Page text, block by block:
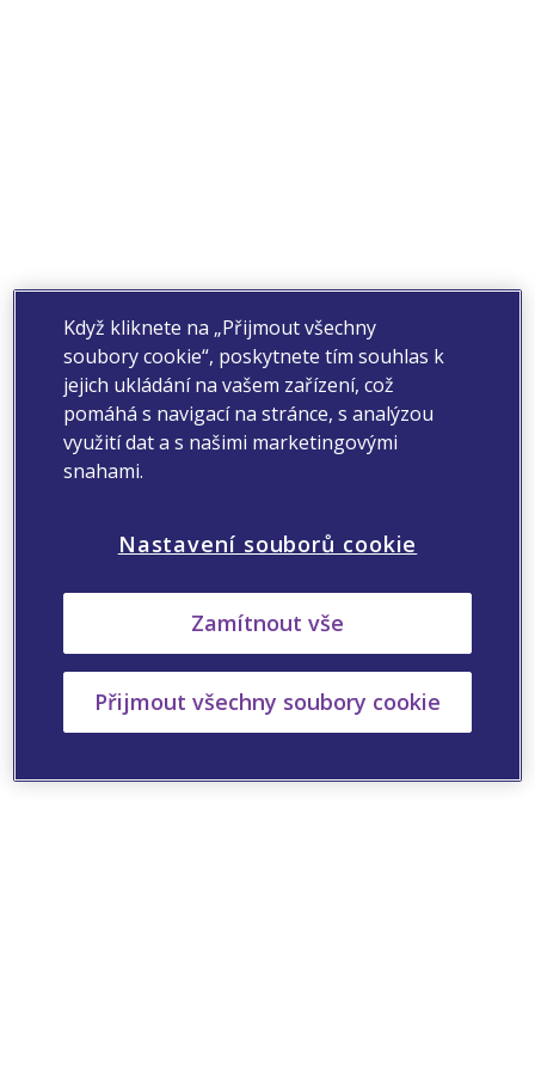
Když kliknete na „Přijmout všechny
soubory cookie“, poskytnete tím souhlas k
jejich ukládání na vašem zařízení, což
pomáhá s navigací na stránce, s analýzou
využití dat a s našimi marketingovými
snahami.
Nastavení souborů cookie
Zamítnout vše
Přijmout všechny soubory cookie